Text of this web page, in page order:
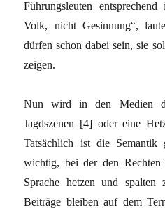
Führungsleuten
Volk, nicht Gesinnung“,
dürfen schon dabei sein, sie
zeigen.
Nun wird in den Medien
Jagdszenen [4] oder eine
Tatsächlich ist die Semantik
wichtig, bei der den
Sprache hetzen und
Beiträge bleiben auf dem